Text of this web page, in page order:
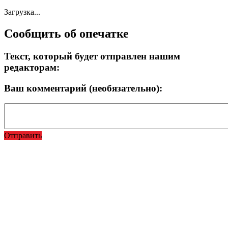
Загрузка...
Сообщить об опечатке
Текст, который будет отправлен нашим
редакторам:
Ваш комментарий (необязательно):
Отправить